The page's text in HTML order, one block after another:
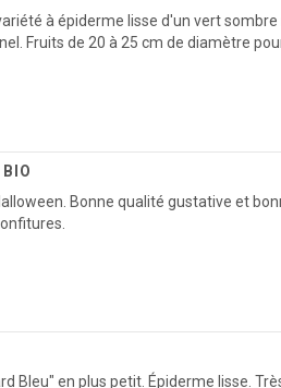
à épiderme lisse d'un vert
Fruits de 20 à 25 cm de diamètre
Bonne qualité gustative et
Bleu" en plus petit. Épiderme lisse.